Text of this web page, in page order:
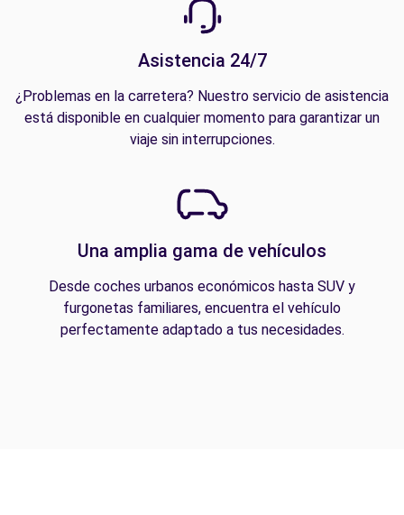
Asistencia 24/7
¿Problemas en la carretera? Nuestro servicio de asistencia
está disponible en cualquier momento para garantizar un
viaje sin interrupciones.
Una amplia gama de vehículos
Desde coches urbanos económicos hasta SUV y
furgonetas familiares, encuentra el vehículo
perfectamente adaptado a tus necesidades.